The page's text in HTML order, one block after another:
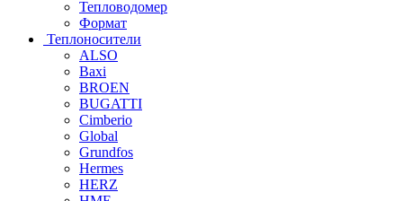
Тепловодомер
Формат
Теплоносители
ALSO
Baxi
BROEN
BUGATTI
Cimberio
Global
Grundfos
Hermes
HERZ